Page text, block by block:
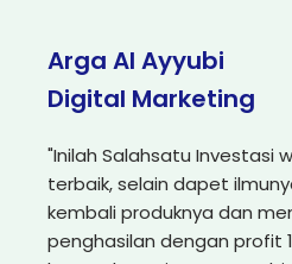
Arga Al Ayyubi
Digital Marketing
"Inilah Salahsatu Investasi
terbaik, selain dapet
kembali produknya dan
penghasilan dengan profit